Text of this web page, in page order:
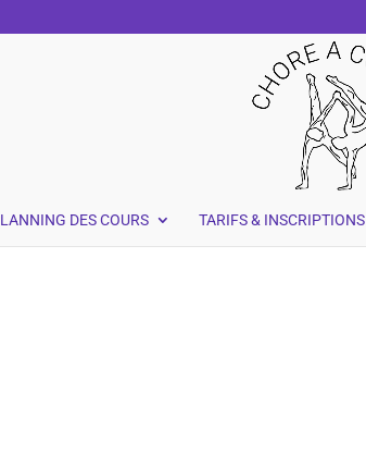
DES COURS TARIFS & INSCRIPTIONS